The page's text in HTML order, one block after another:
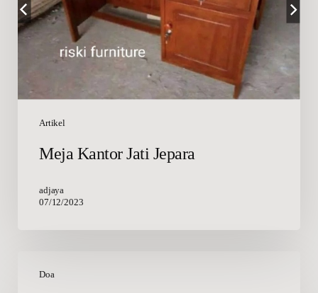
Artikel
Meja Kantor Jati Jepara
adjaya
07/12/2023
Doa
Ketika